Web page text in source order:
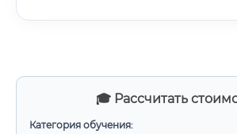
🎓 Рассчитать
Категория обучения: